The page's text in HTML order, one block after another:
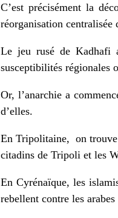
C’est précisément la
réorganisation
Le jeu rusé de Kadhafi
susceptibilités régionales
Or, l’anarchie a
d’elles.
En Tripolitaine, on trouve
citadins de Tripoli et les
En Cyrénaïque, les
rebellent contre les